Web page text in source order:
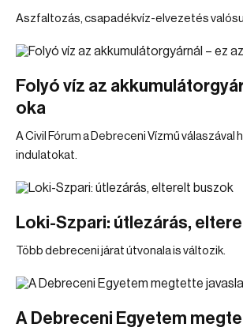
Aszfaltozás, csapadékvíz-elvezetés
Folyó víz az
oka
A Civil Fórum a Debreceni Vízmű válaszával
indulatokat.
Loki-Szpari: útlezárás,
Több debreceni járat útvonala is változik.
A Debreceni Egyetem